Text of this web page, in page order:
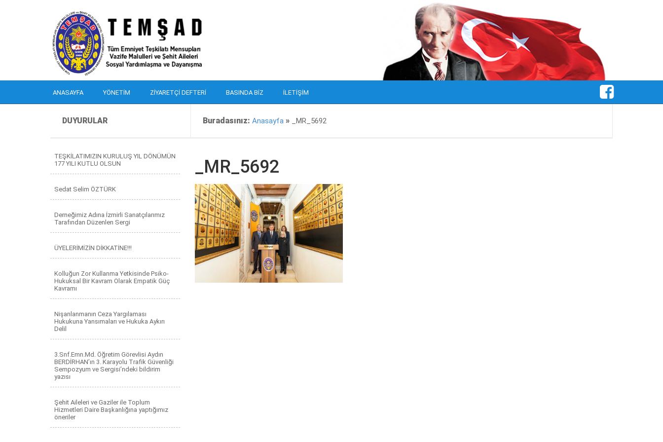
ANASAYFA YÖNETIM ZIYARETÇI DEFTERI BASINDA BIZ İLETIŞIM
DUYURULAR Buradasınız: Anasayfa » _MR_5692
TEŞKİLATIMIZIN KURULUŞ YIL DÖNÜMÜN
177 YILI KUTLU OLSUN
Sedat Selim ÖZTÜRK
Derneğimiz Adına İzmirli Sanatçılarımız
Tarafından Düzenlen Sergi
ÜYELERİMİZİN DİKKATİNE!!!
Kolluğun Zor Kullanma Yetkisinde Psiko-
Hukuksal Bir Kavram Olarak Empatik Güç
Kavramı
Nişanlanmanın Ceza Yargılaması
Hukukuna Yansımaları ve Hukuka Aykırı
Delil
3.Snf.Emn.Md. Öğretim Görevlisi Aydın
BERDİRHAN’ın 3. Karayolu Trafik Güvenliği
Sempozyum ve Sergisi’ndeki bildirim
yazısı
Şehit Aileleri ve Gaziler ile Toplum
Hizmetleri Daire Başkanlığına yaptığımız
öneriler
_MR_5692